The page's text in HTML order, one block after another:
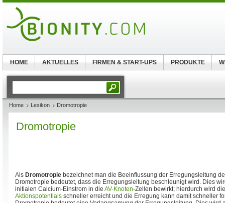
Home Lexikon Dromotropie
Dromotropie
Als Dromotropie bezeichnet man die Beeinflussung der Erregungsleitung
Dromotropie bedeutet, dass die Erregungsleitung beschleunigt wird. Dies
initialen Calcium-Einstrom in die AV-Knoten-Zellen bewirkt; hierdurch wird
Aktionspotentials schneller erreicht und die Erregung kann damit schneller
HOME AKTUELLES FIRMEN & START-UPS PRODUKTE